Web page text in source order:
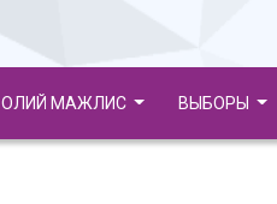
ОЛИЙ МАЖЛИС ВЫБОРЫ